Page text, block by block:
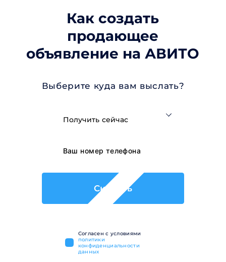
Как создать
продающее
объявление на АВИТО
Выберите куда вам выслать?
Получить сейчас
Скачать
Cогласен с условиями
политики
конфиденциальности
данных